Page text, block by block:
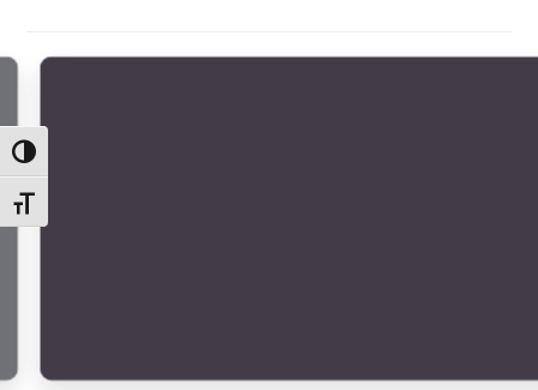
Alternar alto contraste
Alternar tamaño de letra